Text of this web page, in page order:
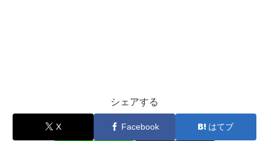
シェアする
X Facebook はてブ